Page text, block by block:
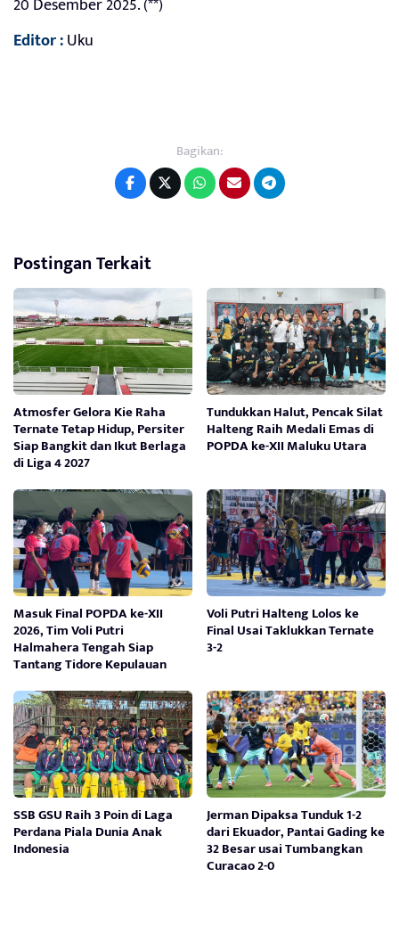
20 Desember 2025. (**)
Editor :Uku
Bagikan:
Postingan Terkait
Atmosfer Gelora Kie Raha
Ternate Tetap Hidup, Persiter
Siap Bangkit dan Ikut Berlaga
di Liga 4 2027
Tundukkan Halut, Pencak Silat
Halteng Raih Medali Emas di
POPDA ke-XII Maluku Utara
Masuk Final POPDA ke-XII
2026, Tim Voli Putri
Halmahera Tengah Siap
Tantang Tidore Kepulauan
Voli Putri Halteng Lolos ke
Final Usai Taklukkan Ternate
3-2
SSB GSU Raih 3 Poin di Laga
Perdana Piala Dunia Anak
Indonesia
Jerman Dipaksa Tunduk 1-2
dari Ekuador, Pantai Gading ke
32 Besar usai Tumbangkan
Curacao 2-0